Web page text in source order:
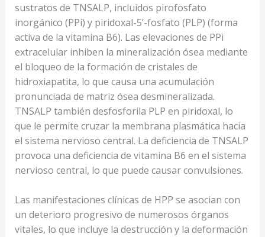
sustratos de TNSALP, incluidos pirofosfato
inorgánico (PPi) y piridoxal-5’-fosfato (PLP) (forma
activa de la vitamina B6). Las elevaciones de PPi
extracelular inhiben la mineralización ósea mediante
el bloqueo de la formación de cristales de
hidroxiapatita, lo que causa una acumulación
pronunciada de matriz ósea desmineralizada.
TNSALP también desfosforila PLP en piridoxal, lo
que le permite cruzar la membrana plasmática hacia
el sistema nervioso central. La deficiencia de TNSALP
provoca una deficiencia de vitamina B6 en el sistema
nervioso central, lo que puede causar convulsiones.
Las manifestaciones clínicas de HPP se asocian con
un deterioro progresivo de numerosos órganos
vitales, lo que incluye la destrucción y la deformación